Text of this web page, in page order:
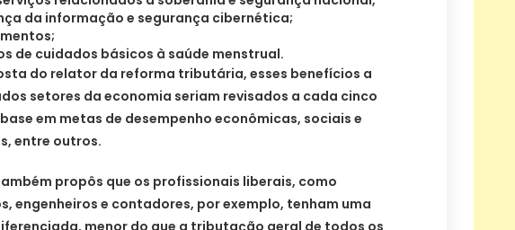
da informação e segurança cibernética;
de cuidados básicos à saúde menstrual.
do relator da reforma tributária, esses benefícios a
setores da economia seriam revisados a cada cinco
em metas de desempenho econômicas, sociais e
entre outros.
propôs que os profissionais liberais, como
engenheiros e contadores, por exemplo, tenham uma